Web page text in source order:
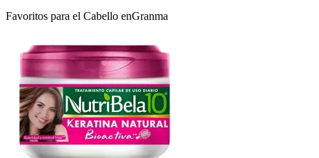
Favoritos para el Cabello enGranma